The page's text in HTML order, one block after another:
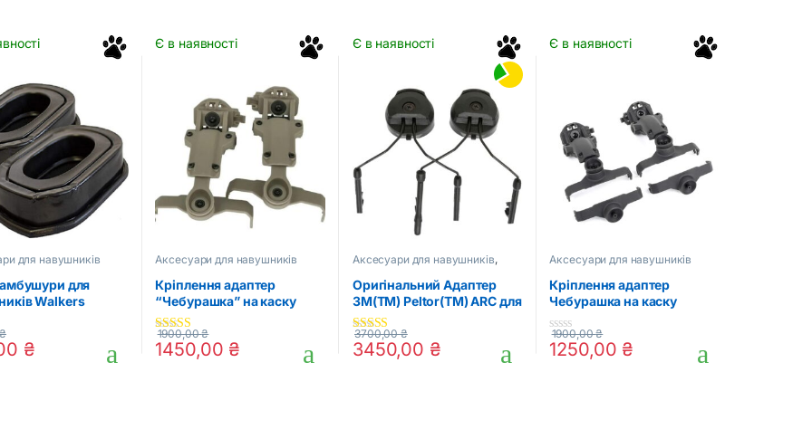
для навушників
амбушури для
Walkers
₴
₴
Є в наявності
Аксесуари для навушників
Кріплення адаптер
“Чебурашка” на каску
шолом для навушників
Sordin (TAN)
4.50out of
5
1450,00 ₴
1900,00₴
Є в наявності
Аксесуари для навушників,
Тактичні аксесуари
Оригінальний Адаптер
3M(TM) Peltor(TM) ARC для
стрілецьких навушників
Peltor
4.00out of
5
3450,00 ₴
3700,00₴
Є в наявності
Аксесуари для навушників
Кріплення адаптер
Чебурашка на каску
шолом для навушників
Sordin (Grey)
0
o
1250,00 ₴
1900,00₴